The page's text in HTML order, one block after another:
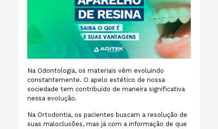
Na Odontologia, os materiais vêm evoluindo
constantemente. O apelo estético de nossa
sociedade tem contribuído de maneira significativa
nessa evolução.
Na Ortodontia, os pacientes buscam a resolução de
suas maloclusões, mas já com a informação de que